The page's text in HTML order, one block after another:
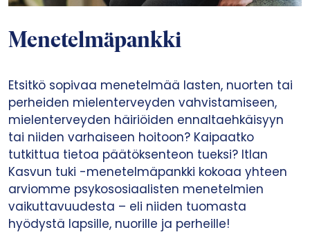
Menetelmäpankki
Etsitkö sopivaa menetelmää lasten, nuorten tai
perheiden mielenterveyden vahvistamiseen,
mielenterveyden häiriöiden ennaltaehkäisyyn
tai niiden varhaiseen hoitoon? Kaipaatko
tutkittua tietoa päätöksenteon tueksi? Itlan
Kasvun tuki -menetelmäpankki kokoaa yhteen
arviomme psykososiaalisten menetelmien
vaikuttavuudesta – eli niiden tuomasta
hyödystä lapsille, nuorille ja perheille!